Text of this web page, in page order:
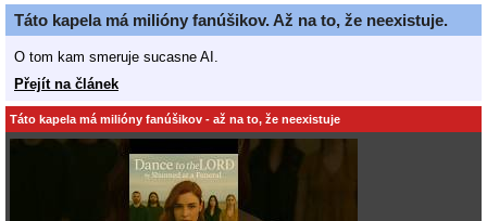
Táto kapela má milióny fanúšikov. Až na to, že neexistuje.
O tom kam smeruje sucasne AI.
Přejít na článek
Táto kapela má milióny fanúšikov - až na to, že neexistuje